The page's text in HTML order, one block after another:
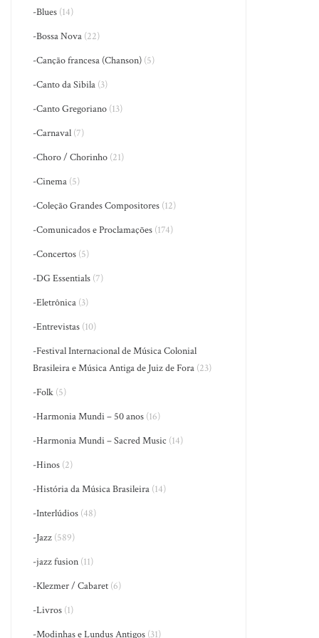
-Blues (14)
-Bossa Nova (22)
-Canção francesa (Chanson) (5)
-Canto da Sibila (3)
-Canto Gregoriano (13)
-Carnaval (7)
-Choro / Chorinho (21)
-Cinema (5)
-Coleção Grandes Compositores (12)
-Comunicados e Proclamações (174)
-Concertos (5)
-DG Essentials (7)
-Eletrônica (3)
-Entrevistas (10)
-Festival Internacional de Música Colonial
Brasileira e Música Antiga de Juiz de Fora (23)
-Folk (5)
-Harmonia Mundi – 50 anos (16)
-Harmonia Mundi – Sacred Music (14)
-Hinos (2)
-História da Música Brasileira (14)
-Interlúdios (48)
-Jazz (589)
-jazz fusion (11)
-Klezmer / Cabaret (6)
-Livros (1)
-Modinhas e Lundus Antigos (31)